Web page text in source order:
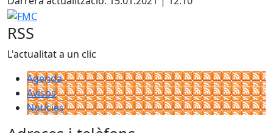
−
FMC
RSS
L'actualitat a un clic
Agenda
Avisos
Notícies